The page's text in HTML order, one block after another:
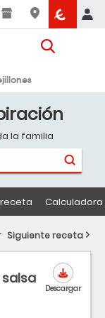
la familia
salsa
Descargar
Siguiente receta